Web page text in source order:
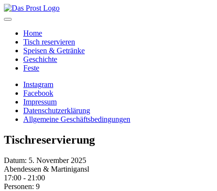
Home
Tisch reservieren
Speisen & Getränke
Geschichte
Feste
Instagram
Facebook
Impressum
Datenschutzerklärung
Allgemeine Geschäftsbedingungen
Tischreservierung
Datum: 5. November 2025
Abendessen & Martinigansl
17:00 - 21:00
Personen: 9